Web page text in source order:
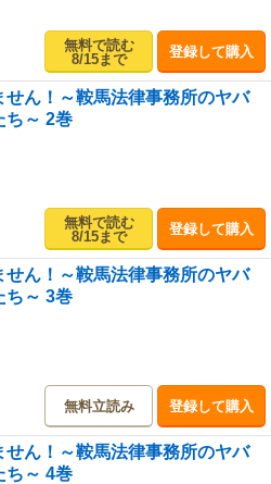
無料で読む
8/15まで
登録して購入
せん！～鞍馬法律事務所のヤバ
ち～ 2巻
無料で読む
8/15まで
登録して購入
せん！～鞍馬法律事務所のヤバ
ち～ 3巻
無料立読み 登録して購入
せん！～鞍馬法律事務所のヤバ
ち～ 4巻